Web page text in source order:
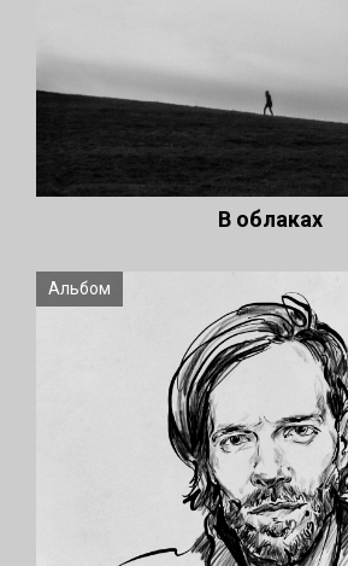
В облаках
Альбом